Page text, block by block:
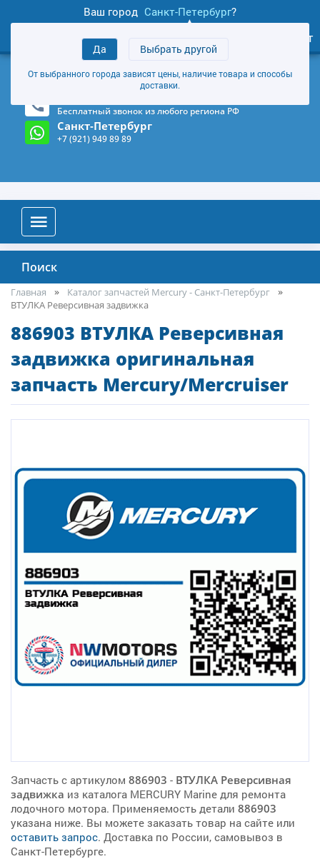
Ваш город Санкт-Петербург?
Да Выбрать другой
От выбранного города зависят цены, наличие товара и способы
доставки.
товаров
Личный кабинет
+7 (921) 949 89 89
Магазин и склад в Санкт-Петербурге (Карта)
Бесплатный звонок из любого региона РФ
Санкт-Петербург
+7 (921) 949 89 89
Поиск
Главная
Каталог запчастей Mercury - Санкт-Петербург
ВТУЛКА Реверсивная задвижка
886903 ВТУЛКА Реверсивная
задвижка оригинальная
запчасть Mercury/Mercruiser
Запчасть с артикулом 886903 - ВТУЛКА Реверсивная
задвижка из каталога MERCURY Marine для ремонта
лодочного мотора. Применяемость детали 886903
указана ниже. Вы можете заказать товар на сайте или
оставить запрос. Доставка по России, самовывоз в
Санкт-Петербурге.